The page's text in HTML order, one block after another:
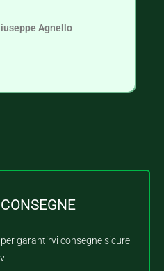
Agnello
garantirvi consegne sicure